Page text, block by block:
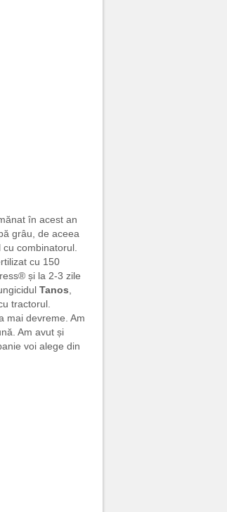
în acest an
grâu, de aceea
combinatorul.
cu 150
și la 2-3 zile
Tanos
tractorul.
mai devreme. Am
Am avut și
voi alege din